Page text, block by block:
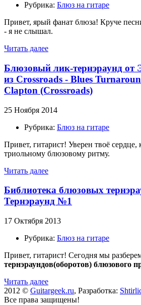
Рубрика: Блюз на гитаре
Привет, ярый фанат блюза! Круче
- я не слышал.
Читать далее
Блюзовый лик-тернэраунд от
из Crossroads - Blues
Clapton (Crossroads)
25 Ноября 2014
Рубрика: Блюз на гитаре
Привет, гитарист! Уверен твоё сердце,
триольному блюзовому ритму.
Читать далее
Библиотека блюзовых
Тернэраунд №1
17 Октября 2013
Рубрика: Блюз на гитаре
Привет, гитарист! Сегодня мы
тернэраундов(оборотов) блюзового
Читать далее
2012 © Guitargeek.ru, Разработка:
Все права защищены!